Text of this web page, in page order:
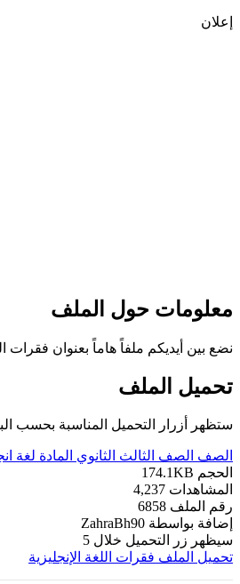
إعلان
معلومات حول الملف
نضع بين أيديكم ملفاً هاماً بعنوان فقرات
تحميل الملف
ستظهر أزرار التحميل المناسبة بحسب
الصف الصف الثالث الثانوي المادة لغة
الحجم 174.1KB
المشاهدات 4,237
رقم الملف 6858
إضافة بواسطة ZahraBh90
سيظهر زر التحميل خلال 5
تحميل الملف فقرات اللغة الإنجليزية